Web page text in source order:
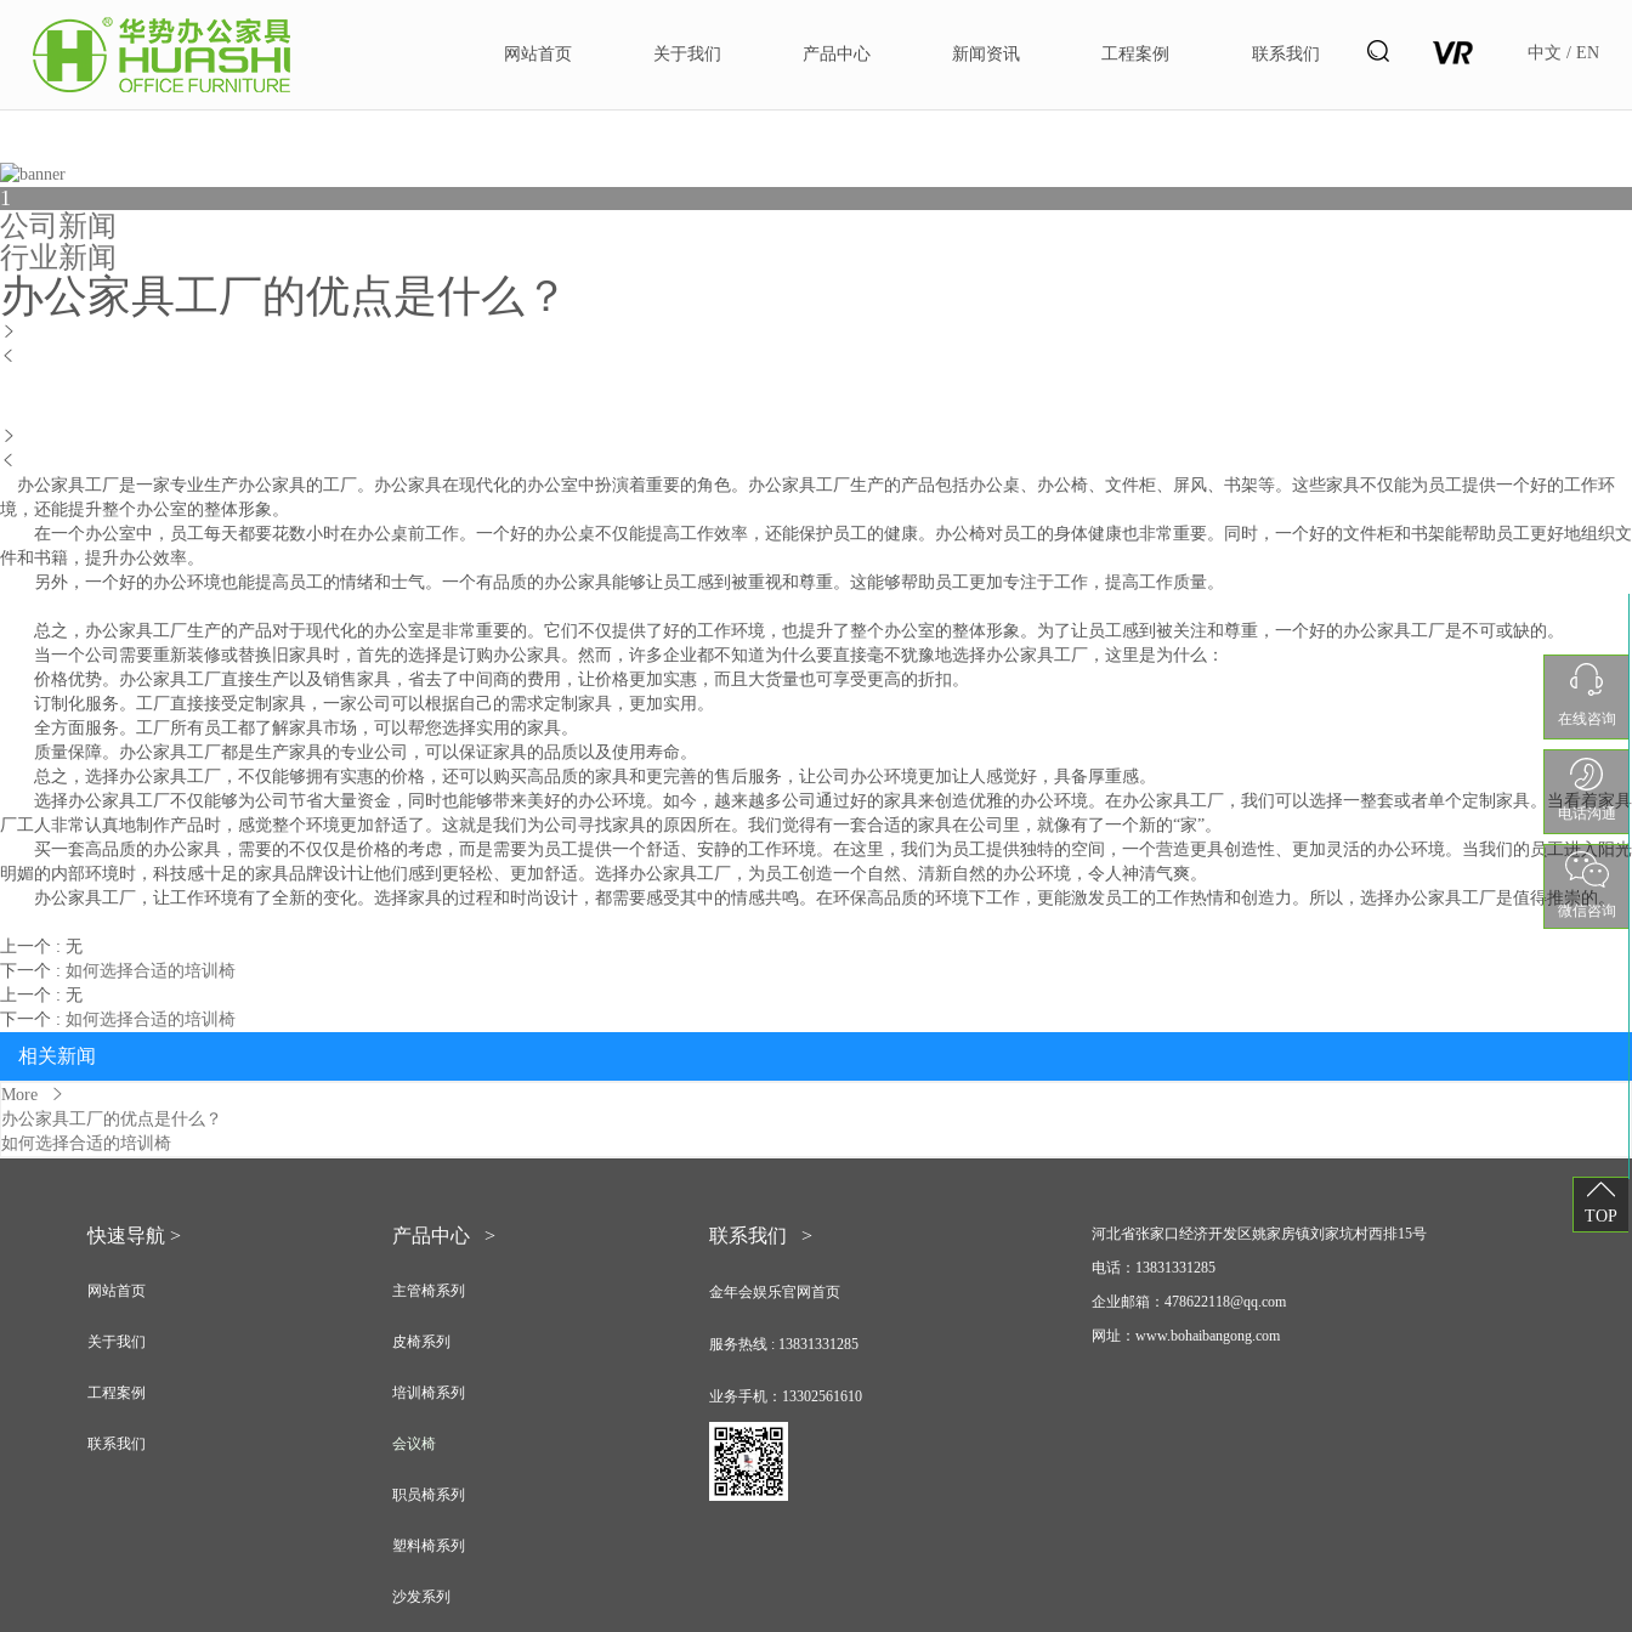
金年会娱乐官网首页
网站首页 关于我们 产品中心 新闻资讯
公司新闻 行业新闻
工程案例 联系我们 中文 / EN
1
公司新闻
行业新闻
办公家具工厂的优点是什么？




办公家具工厂是一家专业生产办公家具的工厂。办公家具在现代化的办公室中扮演着重要的角色。办公家具工厂生产的产品包括办公桌、办公椅、文件柜、屏风、书架等。这些家具不仅能为员工提供一个好的工作环
境，还能提升整个办公室的整体形象。
在一个办公室中，员工每天都要花数小时在办公桌前工作。一个好的办公桌不仅能提高工作效率，还能保护员工的健康。办公椅对员工的身体健康也非常重要。同时，一个好的文件柜和书架能帮助员工更好地组织文
件和书籍，提升办公效率。
另外，一个好的办公环境也能提高员工的情绪和士气。一个有品质的办公家具能够让员工感到被重视和尊重。这能够帮助员工更加专注于工作，提高工作质量。
总之，办公家具工厂生产的产品对于现代化的办公室是非常重要的。它们不仅提供了好的工作环境，也提升了整个办公室的整体形象。为了让员工感到被关注和尊重，一个好的办公家具工厂是不可或缺的。
当一个公司需要重新装修或替换旧家具时，首先的选择是订购办公家具。然而，许多企业都不知道为什么要直接毫不犹豫地选择办公家具工厂，这里是为什么：
价格优势。办公家具工厂直接生产以及销售家具，省去了中间商的费用，让价格更加实惠，而且大货量也可享受更高的折扣。
订制化服务。工厂直接接受定制家具，一家公司可以根据自己的需求定制家具，更加实用。
全方面服务。工厂所有员工都了解家具市场，可以帮您选择实用的家具。
质量保障。办公家具工厂都是生产家具的专业公司，可以保证家具的品质以及使用寿命。
总之，选择办公家具工厂，不仅能够拥有实惠的价格，还可以购买高品质的家具和更完善的售后服务，让公司办公环境更加让人感觉好，具备厚重感。
选择办公家具工厂不仅能够为公司节省大量资金，同时也能够带来美好的办公环境。如今，越来越多公司通过好的家具来创造优雅的办公环境。在办公家具工厂，我们可以选择一整套或者单个定制家具。当看着家具
厂工人非常认真地制作产品时，感觉整个环境更加舒适了。这就是我们为公司寻找家具的原因所在。我们觉得有一套合适的家具在公司里，就像有了一个新的“家”。
买一套高品质的办公家具，需要的不仅仅是价格的考虑，而是需要为员工提供一个舒适、安静的工作环境。在这里，我们为员工提供独特的空间，一个营造更具创造性、更加灵活的办公环境。当我们的员工进入阳光
明媚的内部环境时，科技感十足的家具品牌设计让他们感到更轻松、更加舒适。选择办公家具工厂，为员工创造一个自然、清新自然的办公环境，令人神清气爽。
办公家具工厂，让工作环境有了全新的变化。选择家具的过程和时尚设计，都需要感受其中的情感共鸣。在环保高品质的环境下工作，更能激发员工的工作热情和创造力。所以，选择办公家具工厂是值得推崇的。
上一个 : 无
下一个 : 如何选择合适的培训椅
上一个 : 无
下一个 : 如何选择合适的培训椅
相关新闻
More
办公家具工厂的优点是什么？
如何选择合适的培训椅
在线咨询
电话沟通
微信咨询
TOP
快速导航 >
网站首页
关于我们
工程案例
联系我们
产品中心 >
主管椅系列
皮椅系列
培训椅系列
会议椅
职员椅系列
塑料椅系列
沙发系列
联系我们 >
金年会娱乐官网首页
服务热线 : 13831331285
业务手机： 13302561610
河北省张家口经济开发区姚家房镇刘家坑村西排15号
电话： 13831331285
企业邮箱： 478622118@qq.com
网址： www.bohaibangong.com